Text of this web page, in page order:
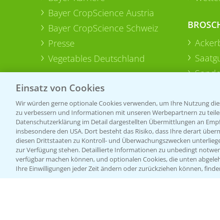
Bayer CropScience Austria
Bayer CropScience Schweiz
Presse
Vegetables Deutschland
Einsatz von Cookies
Wir würden gerne optionale Cookies verwenden, um Ihre Nutzung
zu verbessern und Informationen mit unseren Werbepartnern zu
Datenschutzerklärung im Detail dargestellten Übermittlungen an
insbesondere den USA. Dort besteht das Risiko, dass Ihre derart
diesen Drittstaaten zu Kontroll- und Überwachungszwecken
zur Verfügung stehen. Detaillierte Informationen zu unbedingt
verfügbar machen können, und optionalen Cookies, die unten
Ihre Einwilligungen jeder Zeit ändern oder zurückziehen können,